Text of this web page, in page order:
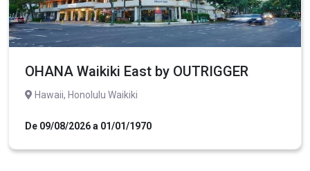
OHANA Waikiki East by OUTRIGGER
Hawaii, Honolulu Waikiki
De 09/08/2026 a 01/01/1970